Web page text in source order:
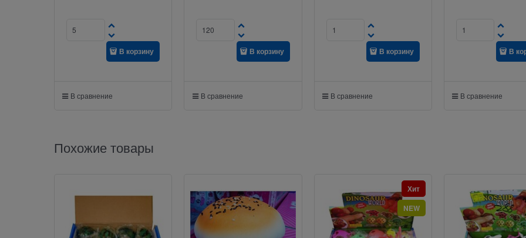
В корзину
В сравнение
В корзину
В сравнение
В корзину
В сравнение
В
В сравнение
Похожие товары
Хит
NEW